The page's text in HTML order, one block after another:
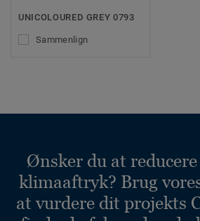
UNICOLOURED GREY 0793
Sammenlign
Ønsker du at
klimaaftryk? Brug
at vurdere dit projekts